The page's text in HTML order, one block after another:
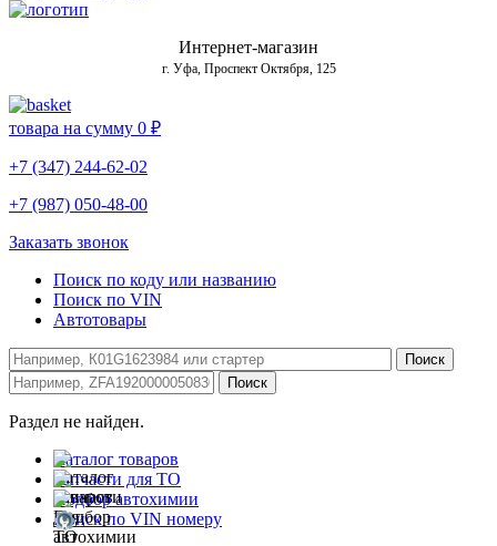
Интернет-магазин
г. Уфа, Проспект Октября, 125
товара на сумму 0 ₽
+7 (347) 244-62-02
+7 (987) 050-48-00
Заказать звонок
Поиск по коду или названию
Поиск по VIN
Автотовары
Раздел не найден.
Каталог товаров
Запчасти для ТО
Подбор автохимии
Поиск по VIN номеру